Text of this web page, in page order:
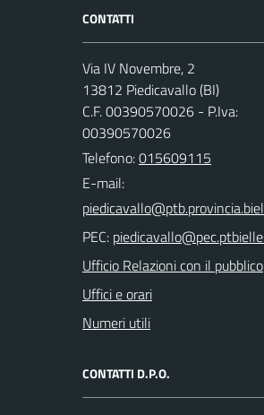
CONTATTI
Via IV Novembre, 2
13812 Piedicavallo (BI)
C.F. 00390570026 - P.Iva:
00390570026
Telefono:015609115
E-mail:
PEC:
Ufficio Relazioni con il pubblico
Uffici e orari
Numeri utili
CONTATTI D.P.O.